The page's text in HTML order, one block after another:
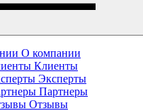
О компании
Клиенты
Эксперты
Партнеры
Отзывы